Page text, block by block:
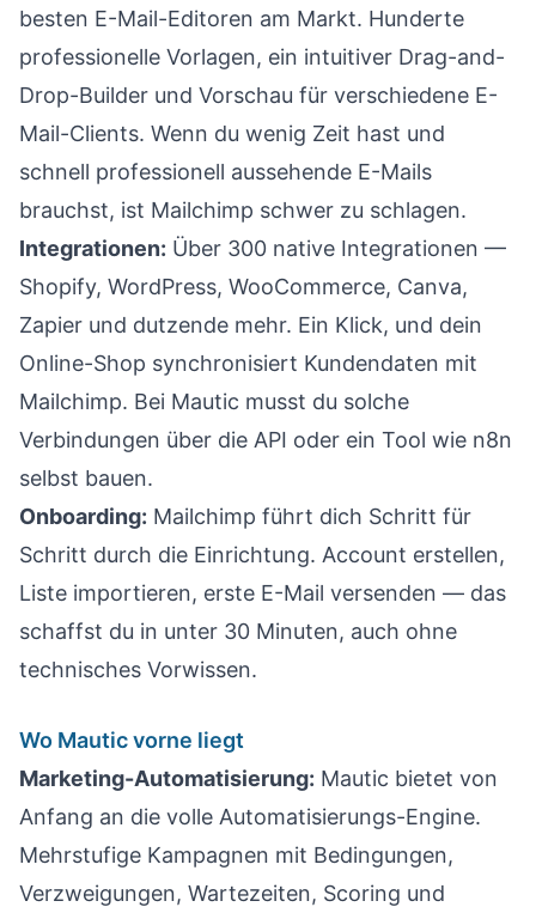
besten E-Mail-Editoren am Markt. Hunderte
professionelle Vorlagen, ein intuitiver Drag-and-
Drop-Builder und Vorschau für verschiedene E-
Mail-Clients. Wenn du wenig Zeit hast und
schnell professionell aussehende E-Mails
brauchst, ist Mailchimp schwer zu schlagen.
Integrationen: Über 300 native Integrationen —
Shopify, WordPress, WooCommerce, Canva,
Zapier und dutzende mehr. Ein Klick, und dein
Online-Shop synchronisiert Kundendaten mit
Mailchimp. Bei Mautic musst du solche
Verbindungen über die API oder ein Tool wie n8n
selbst bauen.
Onboarding: Mailchimp führt dich Schritt für
Schritt durch die Einrichtung. Account erstellen,
Liste importieren, erste E-Mail versenden — das
schaffst du in unter 30 Minuten, auch ohne
technisches Vorwissen.
Wo Mautic vorne liegt
Marketing-Automatisierung: Mautic bietet von
Anfang an die volle Automatisierungs-Engine.
Mehrstufige Kampagnen mit Bedingungen,
Verzweigungen, Wartezeiten, Scoring und